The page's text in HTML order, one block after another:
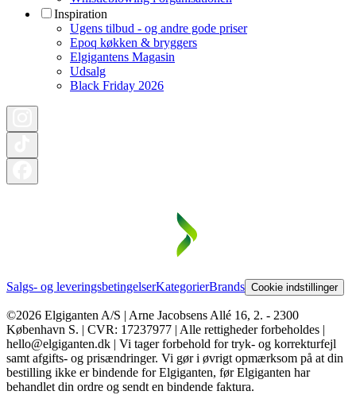
Inspiration
Ugens tilbud - og andre gode priser
Epoq køkken & bryggers
Elgigantens Magasin
Udsalg
Black Friday 2026
Salgs- og leveringsbetingelserKategorierBrands Cookie indstillinger
©2026 Elgiganten A/S | Arne Jacobsens Allé 16, 2. - 2300
København S. | CVR: 17237977 | Alle rettigheder forbeholdes |
hello@elgiganten.dk | Vi tager forbehold for tryk- og korrekturfejl
samt afgifts- og prisændringer. Vi gør i øvrigt opmærksom på at din
bestilling ikke er bindende for Elgiganten, før Elgiganten har
behandlet din ordre og sendt en bindende faktura.